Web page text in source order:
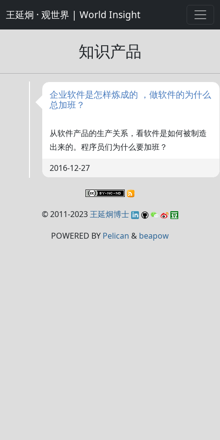
王延炯 · 观世界 | World Insight
知识产品
企业软件是怎样炼成的 ，做软件的为什么
总加班？
从软件产品的生产关系，看软件是如何被制造
出来的。程序员们为什么要加班？
2016-12-27
© 2011-2023 王延炯博士
POWERED BY Pelican & beapow